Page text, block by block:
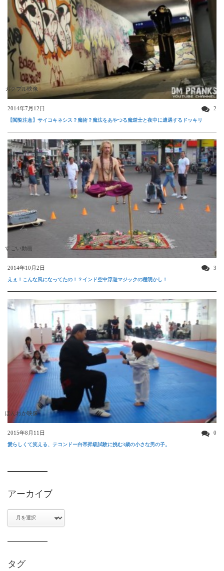
ガクブル映像
2014年7月12日 2
【閲覧注意】サイコキネシス？魔術？魔法をあやつる魔道士と夜中に遭遇するドッキリ
すごい動画
2014年10月2日 3
えぇ！こんな風になってたの！？インド空中浮遊マジックの種明かし！
ほんわか映像
2015年8月11日 0
愛らしくて笑える、テコンドー白帯昇級試験に挑む3歳の小さな男の子。
アーカイブ
タグ